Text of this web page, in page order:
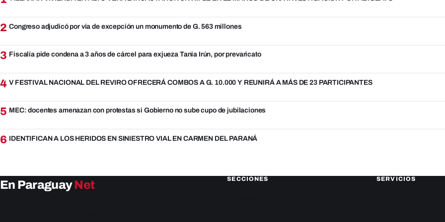
2 Congreso adjudicó por vía de excepción un monumento de G. 563 millones
3 Fiscalía pide condena a 3 años de cárcel para exjueza Tania Irún, por prevaricato
4 V FESTIVAL NACIONAL DEL REVIRO OFRECERÁ COMBOS A G. 10.000 Y REUNIRÁ A MÁS DE 23 PARTICIPANTES
5 MEC: docentes amenazan con protestas si Gobierno no sube cupo de jubilaciones
6 IDENTIFICAN A LOS HERIDOS EN SINIESTRO VIAL EN CARMEN DEL PARANÁ
En ParaguayNet SECCIONES SERVICIOS